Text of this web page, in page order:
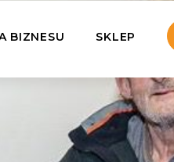
WSPIERAM
Przybij nam
przez
BIZNESU SKLEP